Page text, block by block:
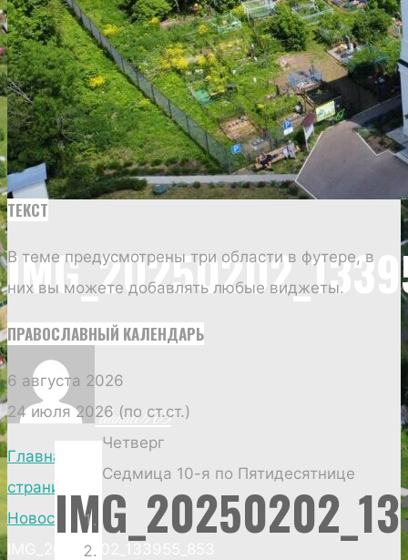
ИСКАТЬ:
Искать: Искать:
daniil0703
Главная
страница
Новости
IMG_20250202_133955_853
ТЕКСТ
В теме предусмотрены три области в футере, в
них вы можете добавлять любые виджеты.
ПРАВОСЛАВНЫЙ КАЛЕНДАРЬ
6 августа 2026
24 июля 2026 (по ст.ст.)
Четверг
Седмица 10-я по Пятидесятнице